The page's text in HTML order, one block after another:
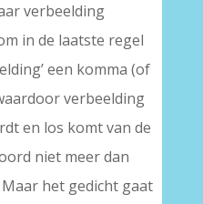
verbeelding
in de laatste regel
een komma (of
verbeelding
en los komt van de
niet meer dan
het gedicht gaat